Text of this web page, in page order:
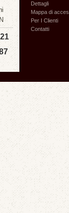
Dettagli
Mappa di
Per I Clienti
Contatti